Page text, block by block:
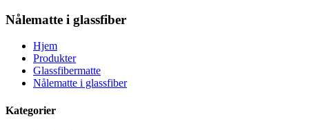
Nålematte i glassfiber
Hjem
Produkter
Glassfibermatte
Nålematte i glassfiber
Kategorier